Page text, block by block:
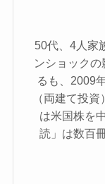
50代、4人家
ンショック
るも、2009
（両建て投
は米国株を
読」は数百